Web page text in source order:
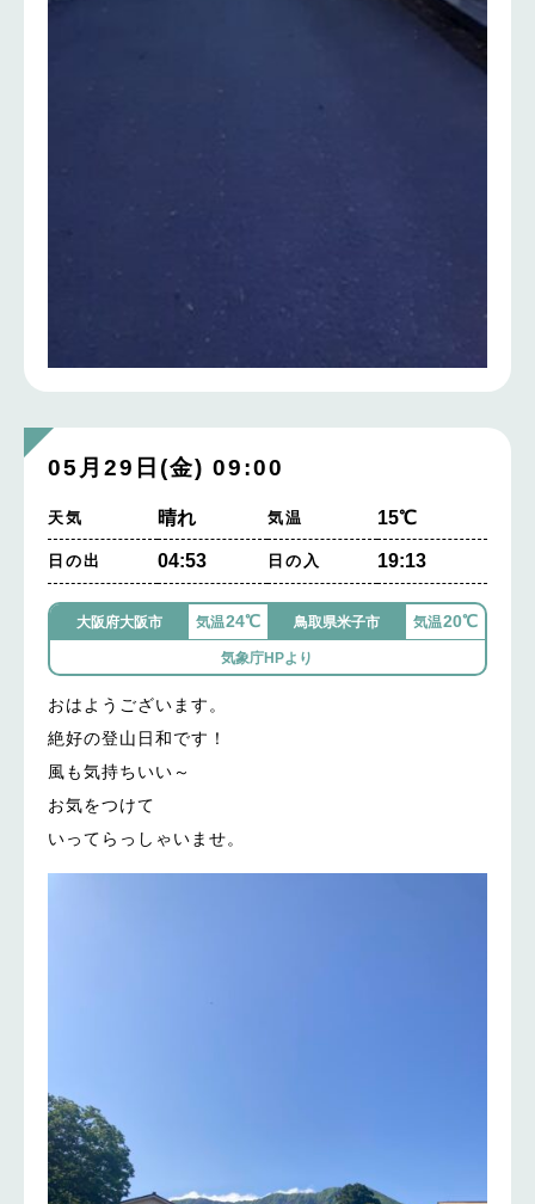
05月29日(金) 09:00
天気 晴れ 気温 15℃
日の出 04:53 日の入 19:13
大阪府大阪市 気温24℃ 鳥取県米子市 気温20℃
気象庁HPより
おはようございます。
絶好の登山日和です！
風も気持ちいい～
お気をつけて
いってらっしゃいませ。